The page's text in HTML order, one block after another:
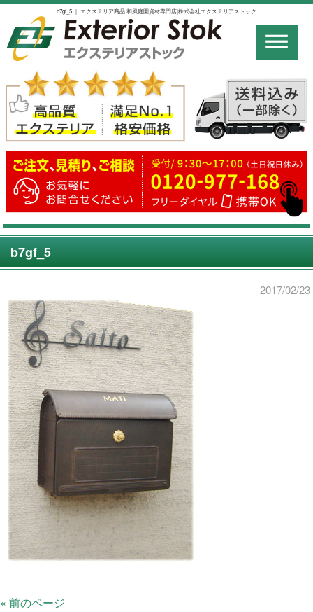
b7gf_5 ｜ エクステリア商品 和風庭園資材専門店|株式会社エクステリアストック
b7gf_5
2017/02/23
« 前のページ